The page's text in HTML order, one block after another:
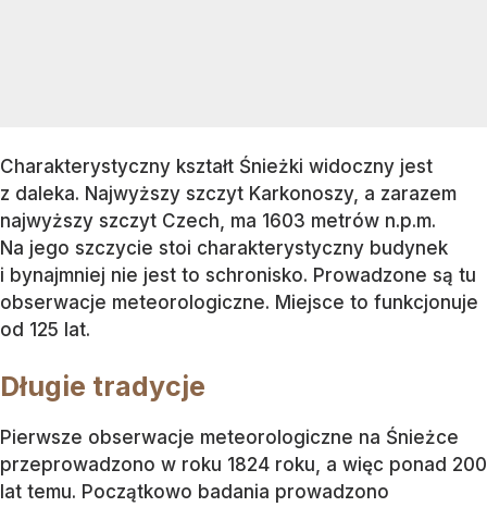
Charakterystyczny kształt Śnieżki widoczny jest
z daleka. Najwyższy szczyt Karkonoszy, a zarazem
najwyższy szczyt Czech, ma 1603 metrów n.p.m.
Na jego szczycie stoi charakterystyczny budynek
i bynajmniej nie jest to schronisko. Prowadzone są tu
obserwacje meteorologiczne. Miejsce to funkcjonuje
od 125 lat.
Długie tradycje
Pierwsze obserwacje meteorologiczne na Śnieżce
przeprowadzono w roku 1824 roku, a więc ponad 200
lat temu. Początkowo badania prowadzono